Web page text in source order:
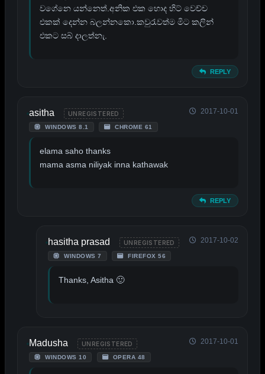
වග‍ේන‍ෙ යන්න‍ෙත්.අනික එක හ‍ොද හිට් ව‍ෙච්ච
එකක් ද‍ෙන්න බලන්නක‍ො.කවුරැවත්ම මිට කලින්
එකට සබ් දාලත්නැ.
REPLY
asitha UNREGISTERED
WINDOWS 8.1 CHROME 61
2017-10-01
elama saho thanks
mama asma niliyak inna kathawak
REPLY
hasitha prasad UNREGISTERED
WINDOWS 7 FIREFOX 56
2017-10-02
Thanks, Asitha 🙂
Madusha UNREGISTERED
WINDOWS 10 OPERA 48
2017-10-01